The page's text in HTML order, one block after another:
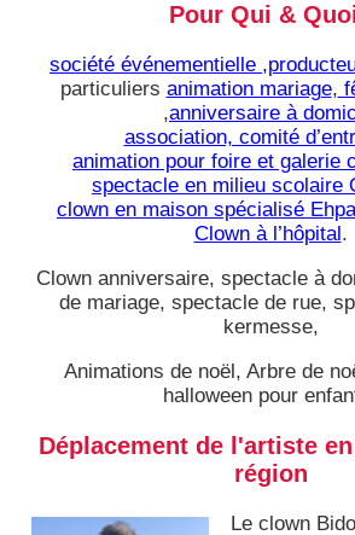
Pour Qui &
société événementielle
particuliers animation mariage,
,anniversaire à
association, comité
animation pour foire et galerie
spectacle en milieu scolaire
clown en maison spécialisé
Clown à l’hôpital .
Clown anniversaire, spectacle à
de mariage, spectacle de rue,
kermesse,
Animations de noël, Arbre de
halloween pour
Déplacement de l'artiste
région
Le clown